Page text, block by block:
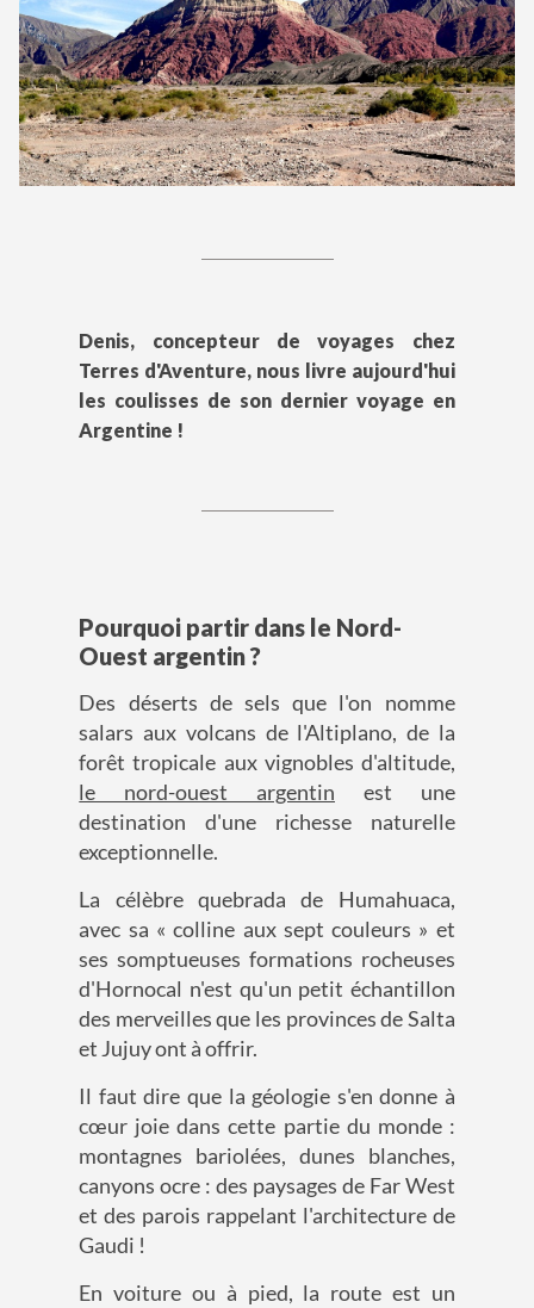
Denis, concepteur de voyages chez
Terres d'Aventure, nous livre aujourd'hui
les coulisses de son dernier voyage en
Argentine !
Pourquoi partir dans le Nord-
Ouest argentin ?
Des déserts de sels que l'on nomme
salars aux volcans de l'Altiplano, de la
forêt tropicale aux vignobles d'altitude,
le nord-ouest argentin est une
destination d'une richesse naturelle
exceptionnelle.
La célèbre quebrada de Humahuaca,
avec sa « colline aux sept couleurs » et
ses somptueuses formations rocheuses
d'Hornocal n'est qu'un petit échantillon
des merveilles que les provinces de Salta
et Jujuy ont à offrir.
Il faut dire que la géologie s'en donne à
cœur joie dans cette partie du monde :
montagnes bariolées, dunes blanches,
canyons ocre : des paysages de Far West
et des parois rappelant l'architecture de
Gaudi !
En voiture ou à pied, la route est un